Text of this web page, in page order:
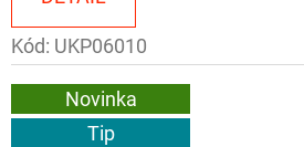
Kód: UKP06010
Novinka
Tip